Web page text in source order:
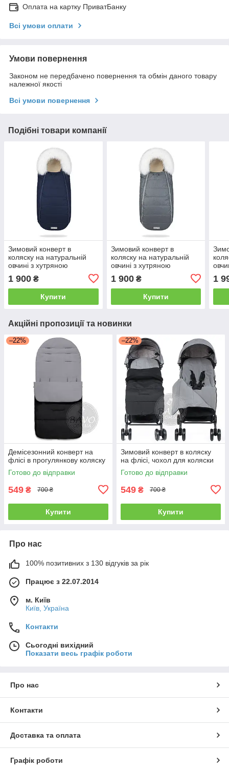
Оплата на картку ПриватБанку
Всі умови оплати
Умови повернення
Законом не передбачено повернення та обмін даного товару
належної якості
Всі умови повернення
Подібні товари компанії
Зимовий конверт в
коляску на натуральній
овчині з хутряною
опушкою, кокон чохол для
коляски Baby синій
1 900 ₴
Купити
Зимовий конверт в
коляску на натуральній
овчині з хутряною
опушкою, кокон чохол для
коляски Baby сірий
1 900₴
Купити
1
Акційні пропозиції та новинки
–22%
Демісезонний конверт на
флісі в прогулянкову коляску
Готово до відправки
549 ₴ 700 ₴
Купити
–22%
Зимовий конверт в коляску
на флісі, чохол для коляски
Готово до відправки
549 ₴ 700 ₴
Купити
Про нас
100% позитивних з 130 відгуків за рік
Працює з 22.07.2014
м. Київ
Київ, Україна
Контакти
Сьогодні вихідний
Показати весь графік роботи
Про нас
Контакти
Доставка та оплата
Графік роботи